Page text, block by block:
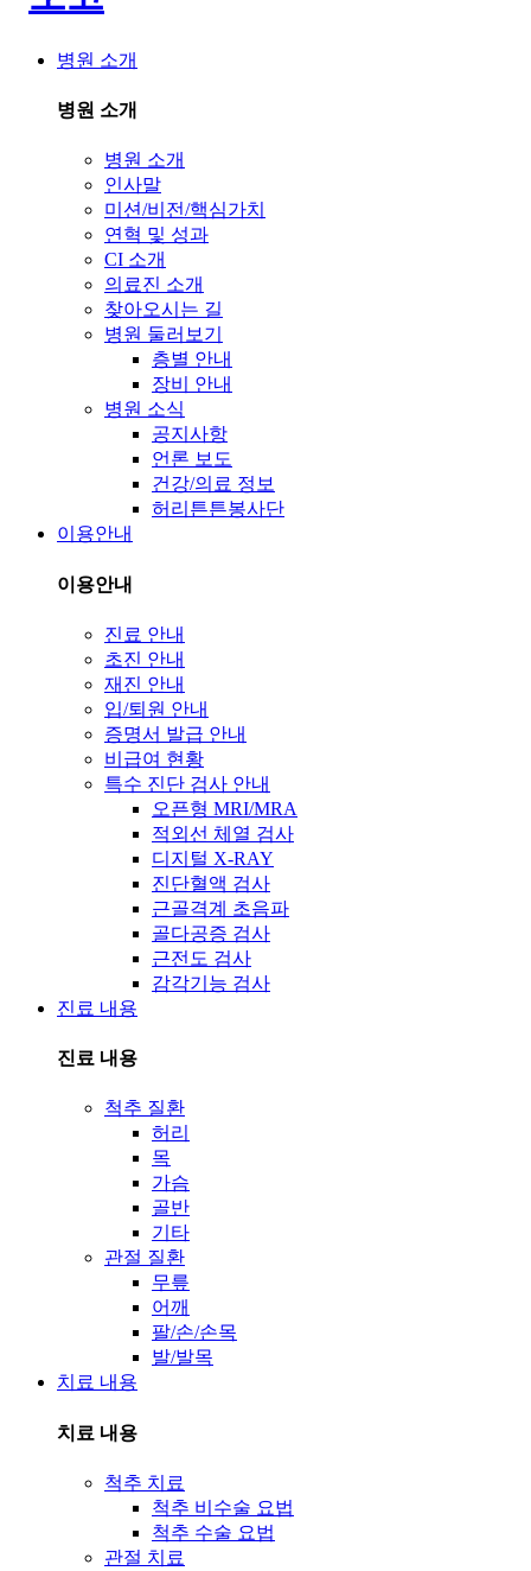
병원 소개
병원 소개
병원 소개
인사말
미션/비전/핵심가치
연혁 및 성과
CI 소개
의료진 소개
찾아오시는 길
병원 둘러보기
층별 안내
장비 안내
병원 소식
공지사항
언론 보도
건강/의료 정보
허리튼튼봉사단
이용안내
이용안내
진료 안내
초진 안내
재진 안내
입/퇴원 안내
증명서 발급 안내
비급여 현황
특수 진단 검사 안내
오픈형 MRI/MRA
적외선 체열 검사
디지털 X-RAY
진단혈액 검사
근골격계 초음파
골다공증 검사
근전도 검사
감각기능 검사
진료 내용
진료 내용
척추 질환
허리
목
가슴
골반
기타
관절 질환
무릎
어깨
팔/손/손목
발/발목
치료 내용
치료 내용
척추 치료
척추 비수술 요법
척추 수술 요법
관절 치료